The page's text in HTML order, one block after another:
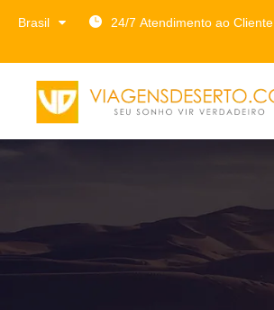
Brasil 24/7 Atendimento ao Cliente